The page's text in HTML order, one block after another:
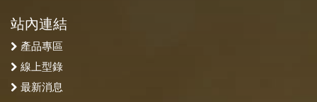
站內連結
產品專區
線上型錄
最新消息